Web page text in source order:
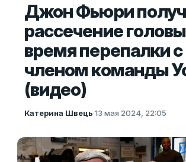
Джон Фьюри
рассечение
время перепалки с
членом команды
(видео)
Катерина Швець·13 мая 2024, 22:05